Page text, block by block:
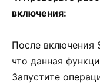
включения:
После включения
что данная
Запустите